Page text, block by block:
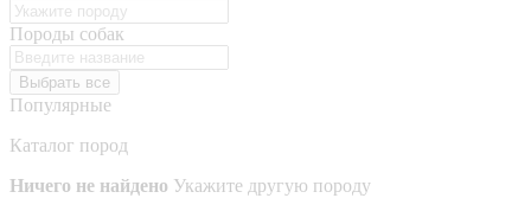
Породы собак
Выбрать все
Популярные
Каталог пород
Ничего не найдено Укажите другую породу